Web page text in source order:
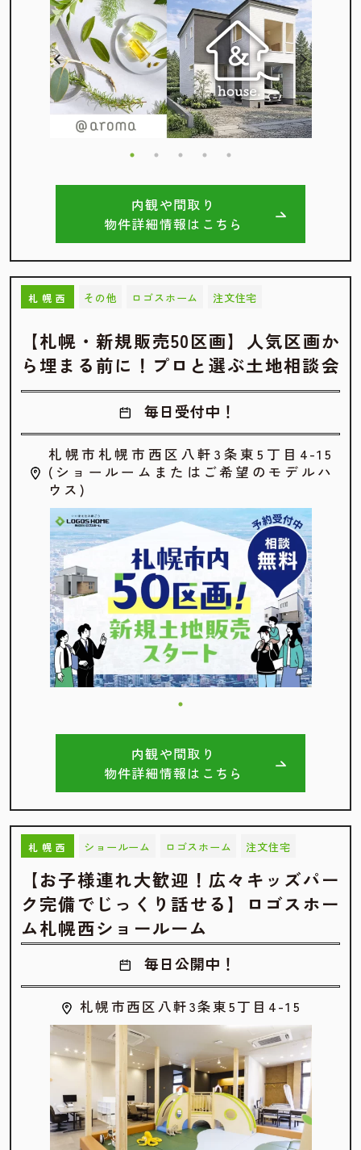
内観や間取り
物件詳細情報はこちら
札幌西 その他 ロゴスホーム 注文住宅
【札幌・新規販売50区画】人気区画か
ら埋まる前に！プロと選ぶ土地相談会
毎日受付中！
札幌市札幌市西区八軒3条東5丁目4-15
(ショールームまたはご希望のモデルハ
ウス)
内観や間取り
物件詳細情報はこちら
札幌西 ショールーム ロゴスホーム 注文住宅
【お子様連れ大歓迎！広々キッズパー
ク完備でじっくり話せる】ロゴスホー
ム札幌西ショールーム
毎日公開中！
札幌市西区八軒3条東5丁目4-15